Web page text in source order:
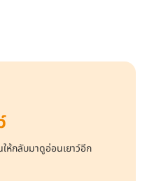
ห้กลับมาดูอ่อนเยาว์อีก